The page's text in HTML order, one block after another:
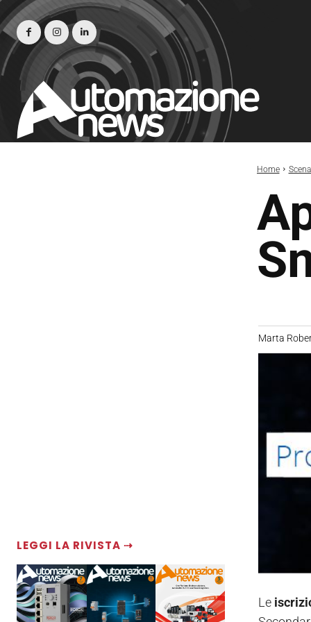
Home
LEGGI LA RIVISTA ⇢
Marta
Le